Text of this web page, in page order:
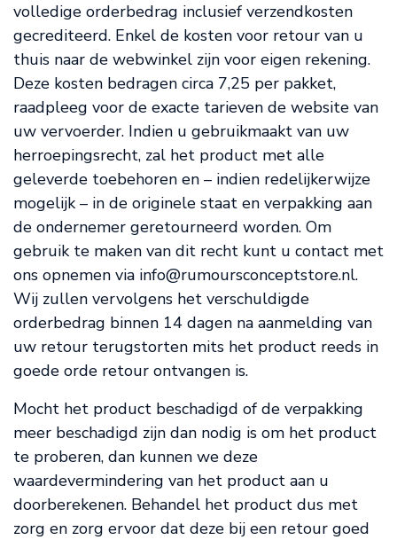
volledige orderbedrag inclusief verzendkosten
gecrediteerd. Enkel de kosten voor retour van u
thuis naar de webwinkel zijn voor eigen rekening.
Deze kosten bedragen circa 7,25 per pakket,
raadpleeg voor de exacte tarieven de website van
uw vervoerder. Indien u gebruikmaakt van uw
herroepingsrecht, zal het product met alle
geleverde toebehoren en – indien redelijkerwijze
mogelijk – in de originele staat en verpakking aan
de ondernemer geretourneerd worden. Om
gebruik te maken van dit recht kunt u contact met
ons opnemen via info@rumoursconceptstore.nl.
Wij zullen vervolgens het verschuldigde
orderbedrag binnen 14 dagen na aanmelding van
uw retour terugstorten mits het product reeds in
goede orde retour ontvangen is.
Mocht het product beschadigd of de verpakking
meer beschadigd zijn dan nodig is om het product
te proberen, dan kunnen we deze
waardevermindering van het product aan u
doorberekenen. Behandel het product dus met
zorg en zorg ervoor dat deze bij een retour goed